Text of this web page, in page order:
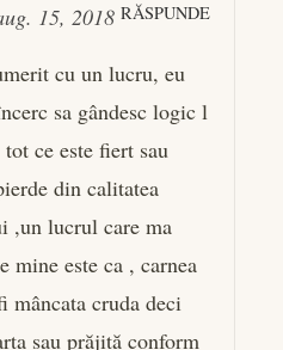
15, 2018 RĂSPUNDE
cu un lucru, eu
sa gândesc logic l
ce este fiert sau
din calitatea
,un lucrul care ma
mine este ca , carnea
mâncata cruda deci
sau prăjită conform